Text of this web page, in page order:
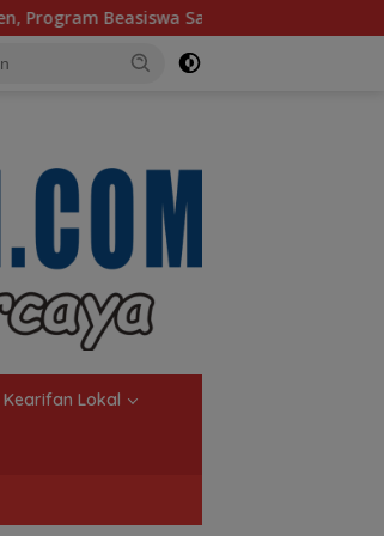
Sudah Jangkau 2.751 Penerima
Kearifan Lokal